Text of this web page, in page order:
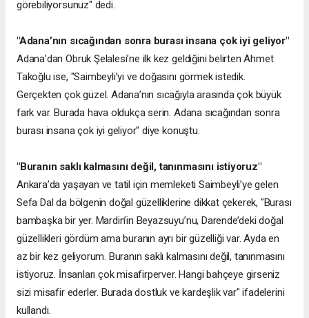
görebiliyorsunuz" dedi.
"Adana’nın sıcağından sonra burası insana çok iyi geliyor"
Adana’dan Obruk Şelalesi’ne ilk kez geldiğini belirten Ahmet
Takoğlu ise, "Saimbeyli’yi ve doğasını görmek istedik.
Gerçekten çok güzel. Adana’nın sıcağıyla arasında çok büyük
fark var. Burada hava oldukça serin. Adana sıcağından sonra
burası insana çok iyi geliyor" diye konuştu.
"Buranın saklı kalmasını değil, tanınmasını istiyoruz"
Ankara’da yaşayan ve tatil için memleketi Saimbeyli’ye gelen
Sefa Dal da bölgenin doğal güzelliklerine dikkat çekerek, "Burası
bambaşka bir yer. Mardin’in Beyazsuyu’nu, Darende’deki doğal
güzellikleri gördüm ama buranın ayrı bir güzelliği var. Ayda en
az bir kez geliyorum. Buranın saklı kalmasını değil, tanınmasını
istiyoruz. İnsanları çok misafirperver. Hangi bahçeye girseniz
sizi misafir ederler. Burada dostluk ve kardeşlik var" ifadelerini
kullandı.